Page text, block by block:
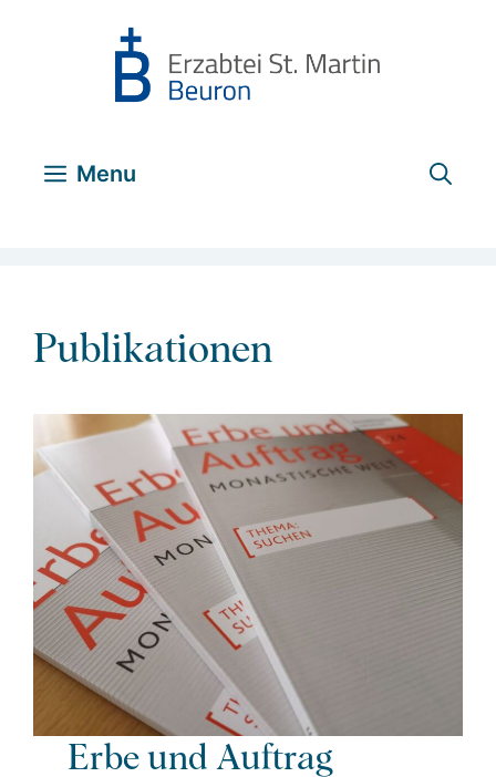
Menu
Publikationen
Erbe und Auftrag